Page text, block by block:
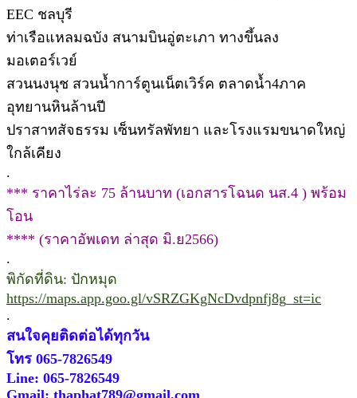
EEC ชลบุรี
ท่าเรือแหลมฉบัง สนามบินอู่ตะเภา ทางขึ้นลง
มอเตอร์เวย์
สวนนงนุช สวนน้ำการ์ตูนเน็ตเวิร์ค ตลาดน้ำ4ภาค
อุทยานหินล้านปี
ปราสาทสัจธรรม เซ็นทรัลพัทยา และโรงแรมขนาดใหญ่
ใกล้เคียง
.
*** ราคาไร่ละ 75 ล้านบาท (เอกสารโฉนด นส.4 ) พร้อม
โอน
**** (ราคาอัพเดท ล่าสุด มิ.ย2566)
.
พิกัดที่ดิน: ปักหมุด
https://maps.app.goo.gl/vSRZGKgNcDvdpnfj8g_st=ic
.
สนใจคุยติดต่อได้ทุกวัน
โทร 065-7826549
Line: 065-7826549
Gmail: thaphat789@gmail.com